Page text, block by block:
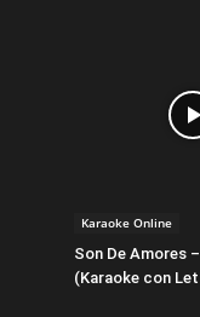
Karaoke Online
Son De Amores
(Karaoke con